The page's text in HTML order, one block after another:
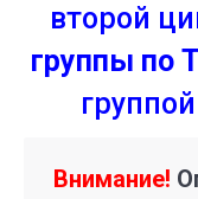
второй
группы по
Внимание!